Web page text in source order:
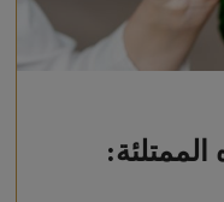
الممتلئة: